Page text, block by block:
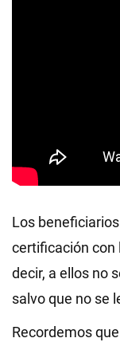
Los
certificación con
decir, a ellos no
salvo que no se
Recordemos